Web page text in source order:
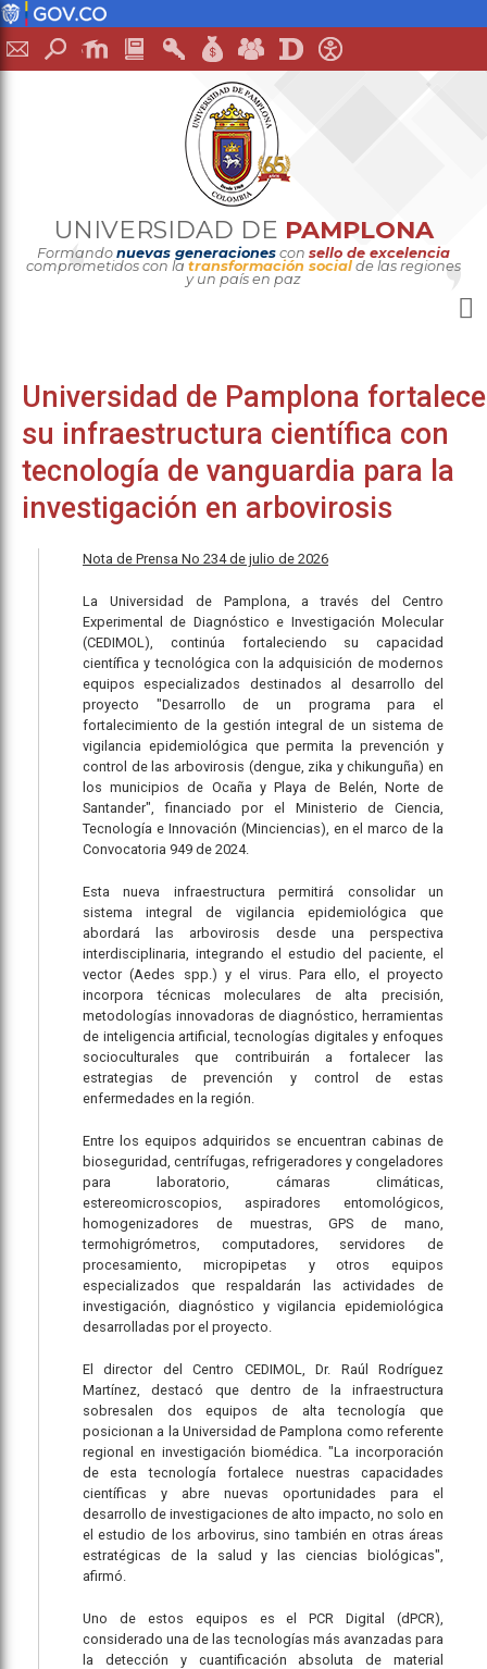
UNIVERSIDAD DE PAMPLONA
Formando nuevas generaciones con sello de excelencia
comprometidos con la transformación social de las regiones
y un país en paz
Universidad de Pamplona fortalece
su infraestructura científica con
tecnología de vanguardia para la
investigación en arbovirosis
Nota de Prensa No 234 de julio de 2026
La Universidad de Pamplona, a través del Centro
Experimental de Diagnóstico e Investigación Molecular
(CEDIMOL), continúa fortaleciendo su capacidad
científica y tecnológica con la adquisición de modernos
equipos especializados destinados al desarrollo del
proyecto "Desarrollo de un programa para el
fortalecimiento de la gestión integral de un sistema de
vigilancia epidemiológica que permita la prevención y
control de las arbovirosis (dengue, zika y chikunguña) en
los municipios de Ocaña y Playa de Belén, Norte de
Santander", financiado por el Ministerio de Ciencia,
Tecnología e Innovación (Minciencias), en el marco de la
Convocatoria 949 de 2024.
Esta nueva infraestructura permitirá consolidar un
sistema integral de vigilancia epidemiológica que
abordará las arbovirosis desde una perspectiva
interdisciplinaria, integrando el estudio del paciente, el
vector (Aedes spp.) y el virus. Para ello, el proyecto
incorpora técnicas moleculares de alta precisión,
metodologías innovadoras de diagnóstico, herramientas
de inteligencia artificial, tecnologías digitales y enfoques
socioculturales que contribuirán a fortalecer las
estrategias de prevención y control de estas
enfermedades en la región.
Entre los equipos adquiridos se encuentran cabinas de
bioseguridad, centrífugas, refrigeradores y congeladores
para laboratorio, cámaras climáticas,
estereomicroscopios, aspiradores entomológicos,
homogenizadores de muestras, GPS de mano,
termohigrómetros, computadores, servidores de
procesamiento, micropipetas y otros equipos
especializados que respaldarán las actividades de
investigación, diagnóstico y vigilancia epidemiológica
desarrolladas por el proyecto.
El director del Centro CEDIMOL, Dr. Raúl Rodríguez
Martínez, destacó que dentro de la infraestructura
sobresalen dos equipos de alta tecnología que
posicionan a la Universidad de Pamplona como referente
regional en investigación biomédica. "La incorporación
de esta tecnología fortalece nuestras capacidades
científicas y abre nuevas oportunidades para el
desarrollo de investigaciones de alto impacto, no solo en
el estudio de los arbovirus, sino también en otras áreas
estratégicas de la salud y las ciencias biológicas",
afirmó.
Uno de estos equipos es el PCR Digital (dPCR),
considerado una de las tecnologías más avanzadas para
la detección y cuantificación absoluta de material